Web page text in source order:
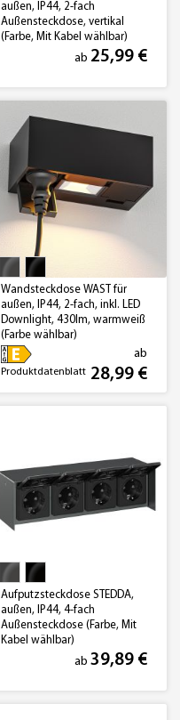
außen, IP44, 2-fach
Außensteckdose, vertikal
(Farbe, Mit Kabel wählbar)
ab 25,99 €
Wandsteckdose WAST für
außen, IP44, 2-fach, inkl. LED
Downlight, 430lm, warmweiß
(Farbe wählbar)
Produktdatenblatt
ab
28,99 €
Aufputzsteckdose STEDDA,
außen, IP44, 4-fach
Außensteckdose (Farbe, Mit
Kabel wählbar)
ab 39,89 €